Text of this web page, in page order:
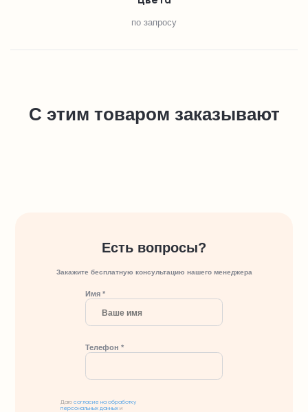
по запросу
С этим товаром заказывают
Есть вопросы?
Закажите бесплатную консультацию нашего менеджера
Имя *
Телефон *
Даюсогласие на обработку
персональных данных и